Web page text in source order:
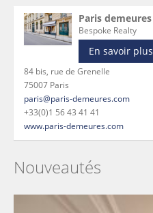
Paris demeures
Bespoke Realty
En savoir plus
84 bis, rue de Grenelle
75007 Paris
paris@paris-demeures.com
+33(0)1 56 43 41 41
www.paris-demeures.com
Nouveautés